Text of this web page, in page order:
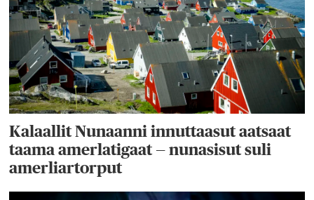
Kalaallit Nunaanni innuttaasut aatsaat
taama amerlatigaat — nunasisut suli
amerliartorput